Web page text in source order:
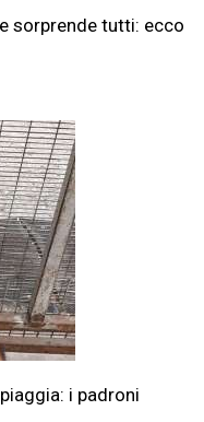
sorprende tutti: ecco
i padroni